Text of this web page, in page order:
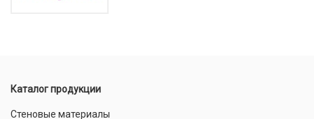
Каталог продукции
Стеновые материалы